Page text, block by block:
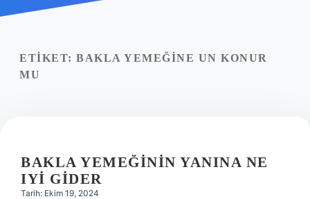
Yasal Uyarı
ETIKET: BAKLA YEMEĞINE UN KONUR
MU
BAKLA YEMEĞININ YANINA NE
IYI GIDER
Tarih: Ekim 19, 2024